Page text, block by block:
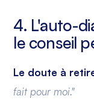
4. L'auto-
le conseil
Le doute à
fait pour moi."